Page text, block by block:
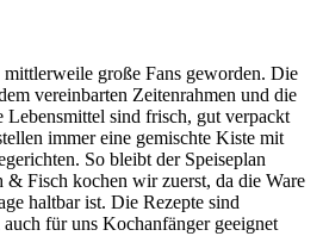
große Fans geworden. Die
vereinbarten Zeitenrahmen und die
Lebensmittel sind frisch, gut verpackt
immer eine gemischte Kiste mit
So bleibt der Speiseplan
& Fisch kochen wir zuerst, da die Ware
haltbar ist. Die Rezepte sind
für uns Kochanfänger geeignet